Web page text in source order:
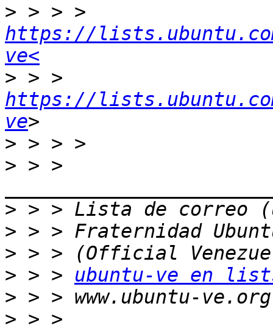
>
https://
ve<
>
https://
ve
>
> > >
>
>
>
> > > ubuntu-ve en
>
> > >